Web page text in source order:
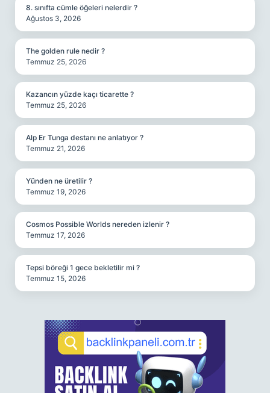
8. sınıfta cümle öğeleri nelerdir ?
Ağustos 3, 2026
The golden rule nedir ?
Temmuz 25, 2026
Kazancın yüzde kaçı ticarette ?
Temmuz 25, 2026
Alp Er Tunga destanı ne anlatıyor ?
Temmuz 21, 2026
Yünden ne üretilir ?
Temmuz 19, 2026
Cosmos Possible Worlds nereden izlenir ?
Temmuz 17, 2026
Tepsi böreği 1 gece bekletilir mi ?
Temmuz 15, 2026